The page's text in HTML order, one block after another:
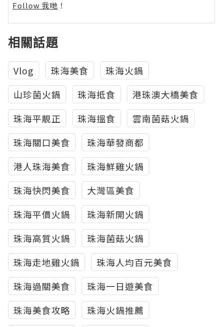
Follow 我哋 ！
相關話題
Vlog 珠海美食
珠海火鍋
山珍菌火鍋
珠海抵食
港珠澳大橋美食
珠海平靚正
珠海搵食
雲南菌菇火鍋
珠海關口美食
珠海華發商都
港人珠海美食
珠海鮮雞火鍋
珠海快閃美食
大灣區美食
珠海平價火鍋
珠海新開火鍋
珠海高質火鍋
珠海菌菇火鍋
珠海走地雞火鍋
珠海人均百元美食
珠海過關美食
珠海一日遊美食
珠海美食攻略
珠海火鍋推薦